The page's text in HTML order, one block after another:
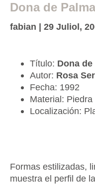
Dona de
fabian | 29 Juliol,
Título: Dona de
Autor: Rosa
Fecha: 1992
Material: Piedra
Localización:
Formas estilizadas,
muestra el perfil de